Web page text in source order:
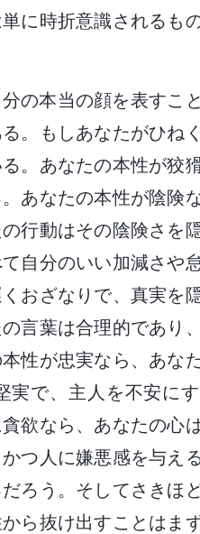
に時折意識されるも
の本当の顔を表すこ
。もしあなたがひね
。あなたの本性が狡
あなたの本性が陰険
行動はその陰険さを
自分のいい加減さや
おざなりで、真実を
言葉は合理的であり
性が忠実なら、あな
実で、主人を不安に
欲なら、あなたの心
つ人に嫌悪感を与え
ろう。そしてさきほ
ら抜け出すことはま